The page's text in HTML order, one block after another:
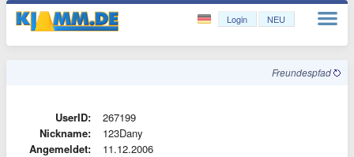
Login NEU
Freundespfad
UserID:
267199
Nickname:
123Dany
Angemeldet:
11.12.2006